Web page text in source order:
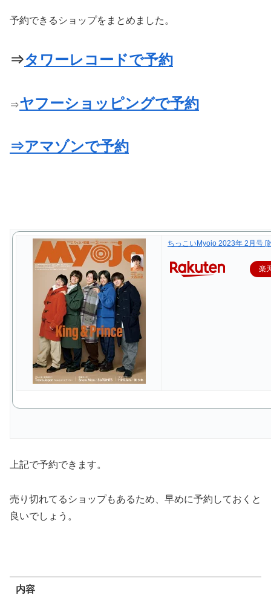
予約できるショップをまとめました。
⇒タワーレコードで予約
⇒ヤフーショッピングで予約
⇒アマゾンで予約
ちっこいMyojo 2023年 2月号 [
楽
上記で予約できます。
売り切れてるショップもあるため、早めに予約しておくと
良いでしょう。
内容